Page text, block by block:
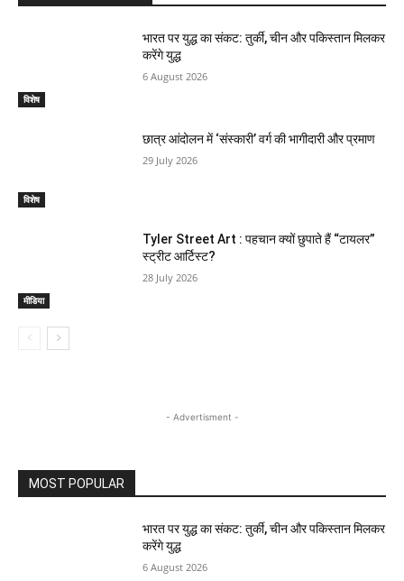
विशेष
भारत पर युद्ध का संकट: तुर्की, चीन और पकिस्तान मिलकर
करेंगे युद्ध
6 August 2026
विशेष
छात्र आंदोलन में ‘संस्कारी’ वर्ग की भागीदारी और प्रमाण
29 July 2026
मीडिया
Tyler Street Art : पहचान क्यों छुपाते हैं “टायलर”
स्ट्रीट आर्टिस्ट?
28 July 2026
- Advertisment -
MOST POPULAR
भारत पर युद्ध का संकट: तुर्की, चीन और पकिस्तान मिलकर
करेंगे युद्ध
6 August 2026